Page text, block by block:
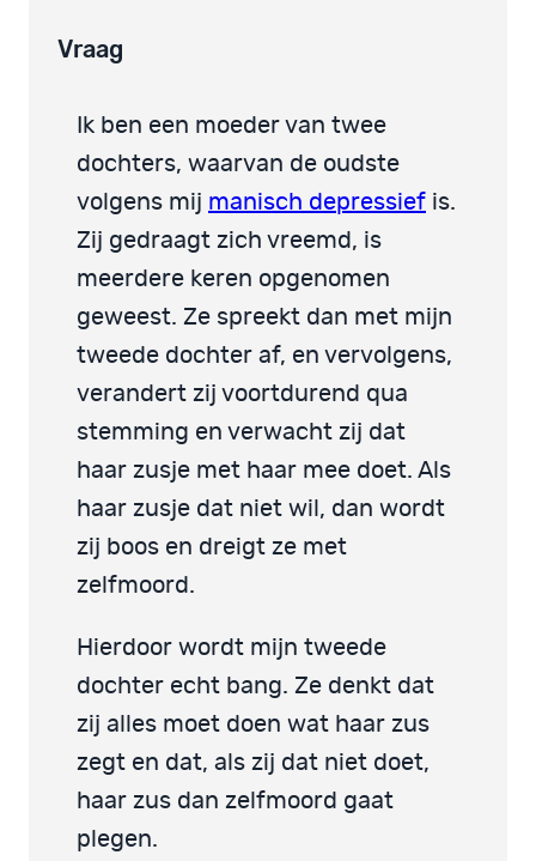
Vraag
Ik ben een moeder van twee
dochters, waarvan de oudste
volgens mij manisch depressief is.
Zij gedraagt zich vreemd, is
meerdere keren opgenomen
geweest. Ze spreekt dan met mijn
tweede dochter af, en vervolgens,
verandert zij voortdurend qua
stemming en verwacht zij dat
haar zusje met haar mee doet. Als
haar zusje dat niet wil, dan wordt
zij boos en dreigt ze met
zelfmoord.
Hierdoor wordt mijn tweede
dochter echt bang. Ze denkt dat
zij alles moet doen wat haar zus
zegt en dat, als zij dat niet doet,
haar zus dan zelfmoord gaat
plegen.